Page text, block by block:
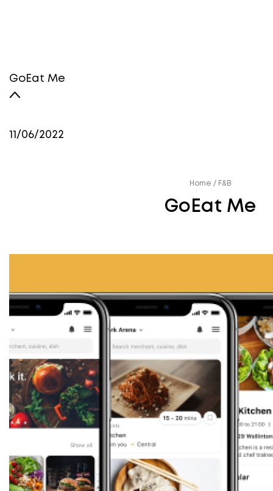
GoEat Me
11/06/2022
Home / F&B
GoEat Me